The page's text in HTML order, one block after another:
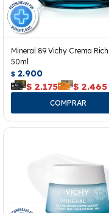
Mineral 89 Vichy Crema Rich
50ml
$ 2.900
$ 2.175 $ 2.465